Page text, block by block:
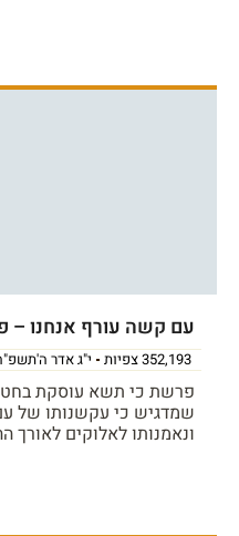
עם קשה עורף אנחנו
352,193 צפיות י"ג אדר ה'תשפ"ה מרץ
פרשת כי תשא עוסקת
שמדגיש כי עקשנותו של
ונאמנותו לאלוקים לאורך